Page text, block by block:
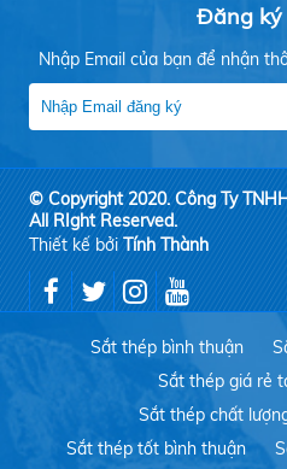
Đăng ký
Nhập Email của bạn để nhận
© Copyright 2020. Công Ty
All RIght Reserved.
Thiết kế bởi Tính Thành
Sắt thép bình thuận
Sắt thép giá rẻ
Sắt thép chất
Sắt thép tốt bình thuận